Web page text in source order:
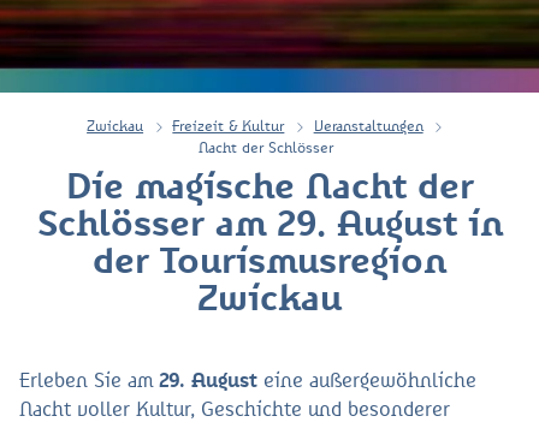
Zwickau Freizeit & Kultur
Veranstaltungen
Nacht der Schlösser
Die magische Nacht der
Schlösser am 29. August in
der Tourismusregion
Zwickau
Erleben Sie am 29. August eine außergewöhnliche
Nacht voller Kultur, Geschichte und besonderer